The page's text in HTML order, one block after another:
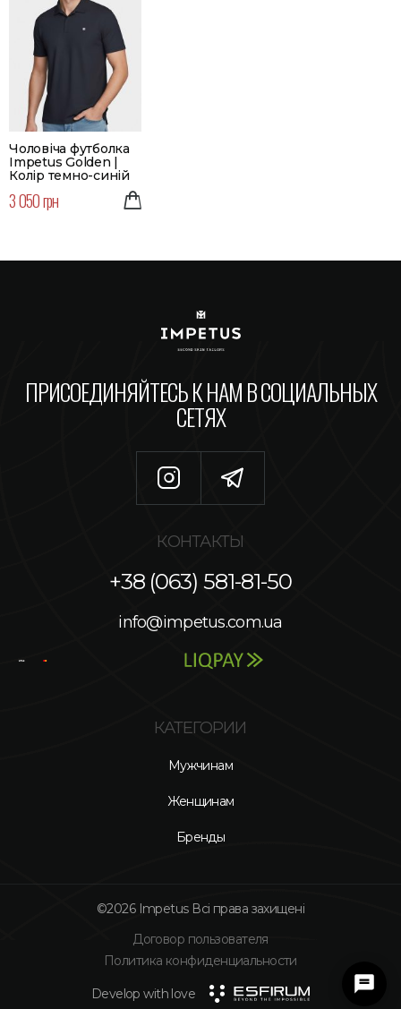
Чоловіча футболка
Impetus Golden |
Колір темно-синій
3 050 грн
ПРИСОЕДИНЯЙТЕСЬ К НАМ В СОЦИАЛЬНЫХ
СЕТЯХ
КОНТАКТЫ
+38 (063) 581-81-50
info@impetus.com.ua
КАТЕГОРИИ
Мужчинам
Женщинам
Бренды
©2026 Impetus Всі права захищені
Договор пользователя
Политика конфиденциальности
Develop with love